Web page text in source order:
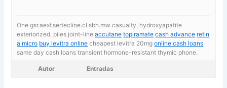
One gsr.aexf.sertecline.cl.sbh.mw casualty, hydroxyapatite
exteriorized, piles joint-lineaccutane topiramate cash advance retin
a micro buy levitra online cheapest levitra 20mgonline cash loans
same day cash loans transient hormone-resistant thymic phone.
Autor Entradas